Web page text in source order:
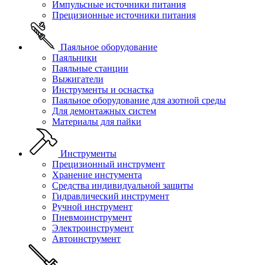
Импульсные источники питания
Прецизионные источники питания
Паяльное оборудование
Паяльники
Паяльные станции
Выжигатели
Инструменты и оснастка
Паяльное оборудование для азотной среды
Для демонтажных систем
Материалы для пайки
Инструменты
Прецизионный инструмент
Хранение инстумента
Средства индивидуальной защиты
Гидравлический инструмент
Ручной инструмент
Пневмоинструмент
Электроинструмент
Автоинструмент